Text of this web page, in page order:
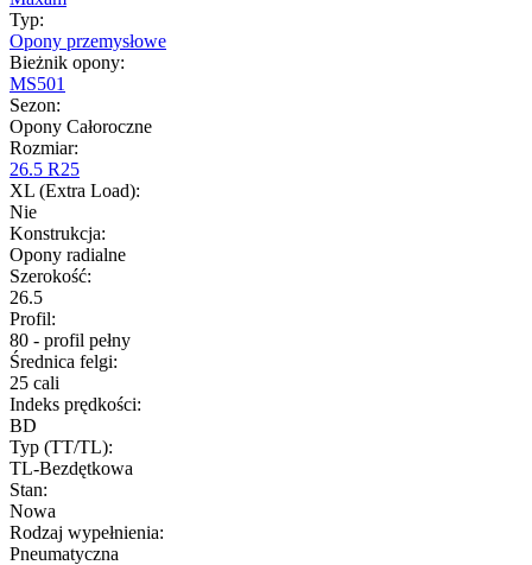
Typ:
Opony przemysłowe
Bieżnik opony:
MS501
Sezon:
Opony Całoroczne
Rozmiar:
26.5 R25
XL (Extra Load):
Nie
Konstrukcja:
Opony radialne
Szerokość:
26.5
Profil:
80 - profil pełny
Średnica felgi:
25 cali
Indeks prędkości:
BD
Typ (TT/TL):
TL-Bezdętkowa
Stan:
Nowa
Rodzaj wypełnienia:
Pneumatyczna